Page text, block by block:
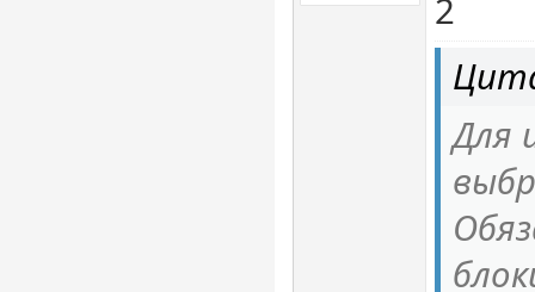
2
Для